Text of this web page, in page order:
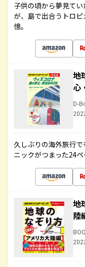
子供の頃から夢見て
が、島で出合うトロ
憶。
地
心
D-
久しぶりの海外旅行
ニックがつまった24
地
陸